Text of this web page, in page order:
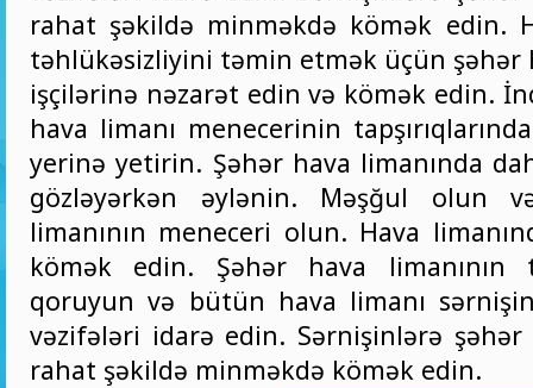
rahat şəkildə minməkdə kömək edin.
təhlükəsizliyini təmin etmək üçün şəhər
işçilərinə nəzarət edin və kömək edin.
hava limanı menecerinin
yerinə yetirin. Şəhər hava limanında
gözləyərkən əylənin. Məşğul olun
limanının meneceri olun. Hava
kömək edin. Şəhər hava limanının
qoruyun və bütün hava limanı
vəzifələri idarə edin. Sərnişinlərə şəhər
rahat şəkildə minməkdə kömək edin.